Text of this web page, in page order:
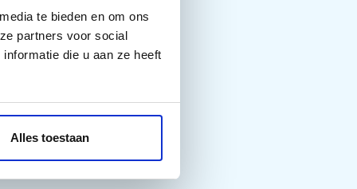
te bieden en om ons
partners voor social
die u aan ze heeft
Alles toestaan